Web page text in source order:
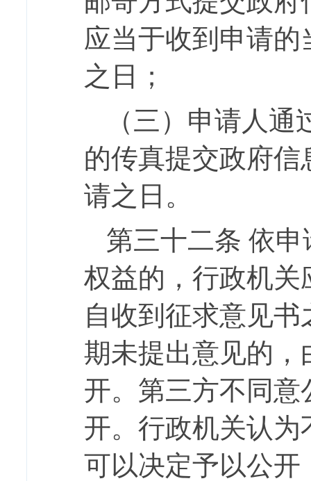
应当于收到申请
之日；
（三）申请人
的传真提交政府
请之日。
第三十二条 依申
权益的，行政机
自收到征求意见书
期未提出意见的
开。第三方不同
开。行政机关认
可以决定予以公